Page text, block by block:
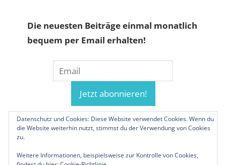
Die neuesten Beiträge einmal monatlich
bequem per Email erhalten!
Datenschutz und Cookies: Diese Website verwendet Cookies. Wenn du
die Website weiterhin nutzt, stimmst du der Verwendung von Cookies
zu.
Weitere Informationen, beispielsweise zur Kontrolle von Cookies,